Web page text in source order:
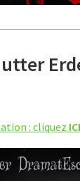
: cliquez ICI